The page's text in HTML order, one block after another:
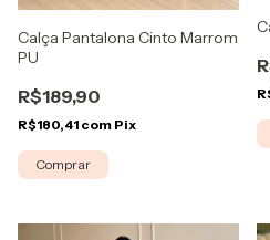
Calça Pantalona Cinto Marrom
PU
R$189,90
R$180,41 com Pix
Comprar